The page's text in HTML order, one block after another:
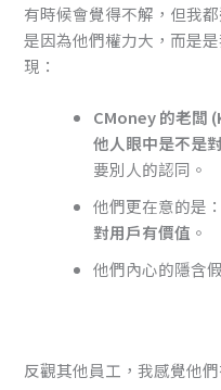
有時候會覺得不解，但我
是因為他們權力大，而是
現：
CMoney 的老闆
他人眼中是不是
要別人的認同。
他們更在意的是：
對用戶有價值 。
他們內心的隱含
反觀其他員工，我感覺他